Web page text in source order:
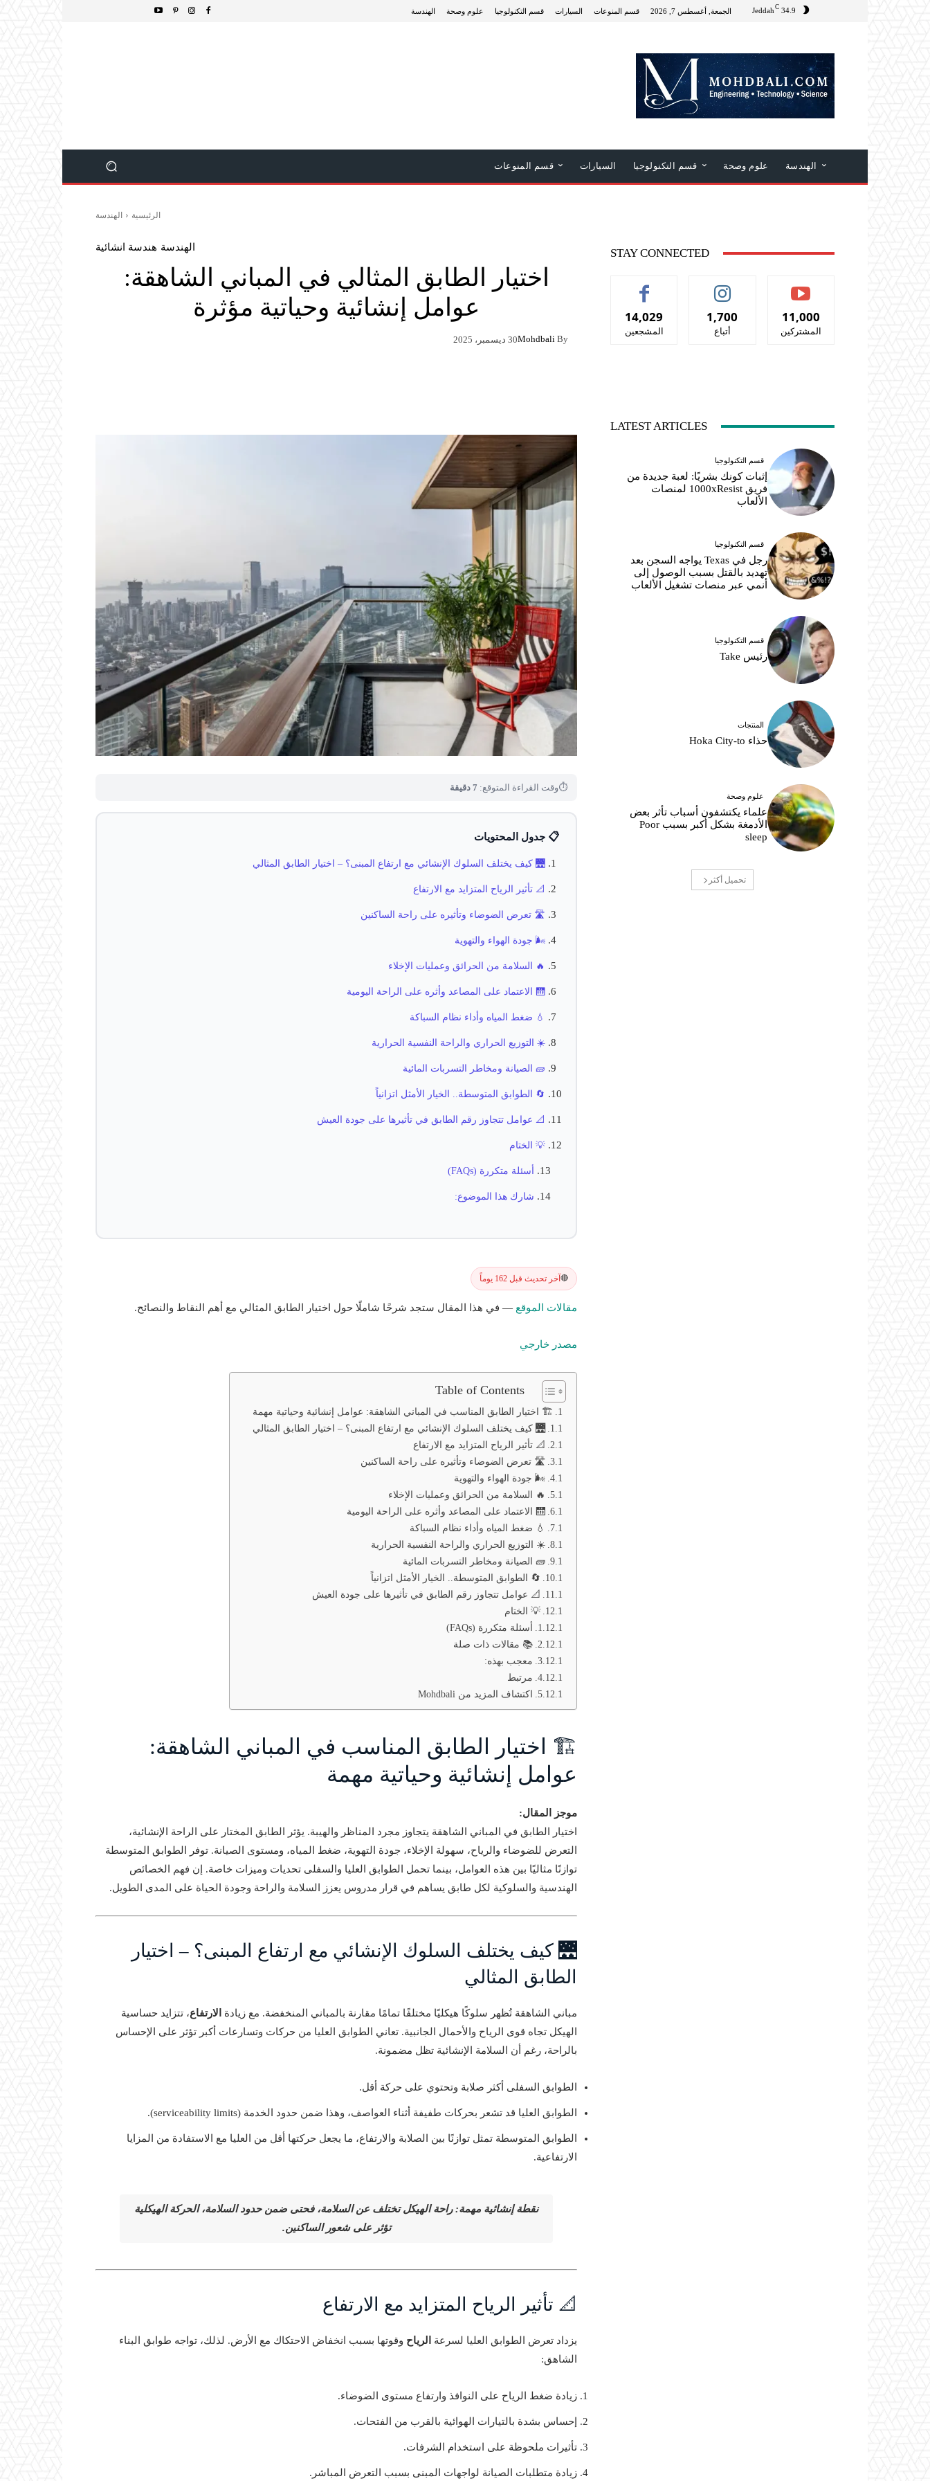
34.9
C
Jeddah الجمعة, أغسطس 7, 2026 الهندسة علوم وصحة قسم التكنولوجيا السيارات قسم المنوعات
الهندسة علوم وصحة قسم التكنولوجيا السيارات قسم المنوعات
الرئيسية الهندسة
الهندسة هندسة انشائية
اختيار الطابق المثالي في المباني الشاهقة:
عوامل إنشائية وحياتية مؤثرة
By
Mohdbali30 ديسمبر، 2025
⏱وقت القراءة المتوقع: 7 دقيقة
📋 جدول المحتويات
🌉 كيف يختلف السلوك الإنشائي مع ارتفاع المبنى؟ – اختيار الطابق المثالي
📐 تأثير الرياح المتزايد مع الارتفاع
🛣️ تعرض الضوضاء وتأثيره على راحة الساكنين
🌬️ جودة الهواء والتهوية
🔥 السلامة من الحرائق وعمليات الإخلاء
🛗 الاعتماد على المصاعد وأثره على الراحة اليومية
💧 ضغط المياه وأداء نظام السباكة
☀️ التوزيع الحراري والراحة النفسية الحرارية
🧱 الصيانة ومخاطر التسربات المائية
🔄 الطوابق المتوسطة.. الخيار الأمثل اتزانياً
📐 عوامل تتجاوز رقم الطابق في تأثيرها على جودة العيش
💡 الختام
أسئلة متكررة (FAQs)
شارك هذا الموضوع:
🔴آخر تحديث قبل 162 يوماً
مقالات الموقع — في هذا المقال ستجد شرحًا شاملًا حول اختيار الطابق المثالي مع أهم النقاط والنصائح.
مصدر خارجي
Table of Contents
🏗️ اختيار الطابق المناسب في المباني الشاهقة: عوامل إنشائية وحياتية مهمة
🌉 كيف يختلف السلوك الإنشائي مع ارتفاع المبنى؟ – اختيار الطابق المثالي
📐 تأثير الرياح المتزايد مع الارتفاع
🛣️ تعرض الضوضاء وتأثيره على راحة الساكنين
🌬️ جودة الهواء والتهوية
🔥 السلامة من الحرائق وعمليات الإخلاء
🛗 الاعتماد على المصاعد وأثره على الراحة اليومية
💧 ضغط المياه وأداء نظام السباكة
☀️ التوزيع الحراري والراحة النفسية الحرارية
🧱 الصيانة ومخاطر التسربات المائية
🔄 الطوابق المتوسطة.. الخيار الأمثل اتزانياً
📐 عوامل تتجاوز رقم الطابق في تأثيرها على جودة العيش
💡 الختام
أسئلة متكررة (FAQs)
📚 مقالات ذات صلة
معجب بهذه:
مرتبط
اكتشاف المزيد من Mohdbali
🏗️ اختيار الطابق المناسب في المباني الشاهقة:
عوامل إنشائية وحياتية مهمة
موجز المقال:
اختيار الطابق في المباني الشاهقة يتجاوز مجرد المناظر والهيبة. يؤثر الطابق المختار على الراحة الإنشائية،
التعرض للضوضاء والرياح، سهولة الإخلاء، جودة التهوية، ضغط المياه، ومستوى الصيانة. توفر الطوابق المتوسطة
توازنًا مثاليًا بين هذه العوامل، بينما تحمل الطوابق العليا والسفلى تحديات وميزات خاصة. إن فهم الخصائص
الهندسية والسلوكية لكل طابق يساهم في قرار مدروس يعزز السلامة والراحة وجودة الحياة على المدى الطويل.
🌉 كيف يختلف السلوك الإنشائي مع ارتفاع المبنى؟ – اختيار
الطابق المثالي
مباني الشاهقة تُظهر سلوكًا هيكليًا مختلفًا تمامًا مقارنة بالمباني المنخفضة. مع زيادة الارتفاع، تتزايد حساسية
الهيكل تجاه قوى الرياح والأحمال الجانبية. تعاني الطوابق العليا من حركات وتسارعات أكبر تؤثر على الإحساس
بالراحة، رغم أن السلامة الإنشائية تظل مضمونة.
الطوابق السفلى أكثر صلابة وتحتوي على حركة أقل.
الطوابق العليا قد تشعر بحركات طفيفة أثناء العواصف، وهذا ضمن حدود الخدمة (serviceability limits).
الطوابق المتوسطة تمثل توازنًا بين الصلابة والارتفاع، ما يجعل حركتها أقل من العليا مع الاستفادة من المزايا
الارتفاعية.
نقطة إنشائية مهمة: راحة الهيكل تختلف عن السلامة، فحتى ضمن حدود السلامة، الحركة الهيكلية
تؤثر على شعور الساكنين.
📐 تأثير الرياح المتزايد مع الارتفاع
يزداد تعرض الطوابق العليا لسرعة الرياح وقوتها بسبب انخفاض الاحتكاك مع الأرض. لذلك، تواجه طوابق البناء
الشاهق:
زيادة ضغط الرياح على النوافذ وارتفاع مستوى الضوضاء.
إحساس بشدة بالتيارات الهوائية بالقرب من الفتحات.
تأثيرات ملحوظة على استخدام الشرفات.
زيادة متطلبات الصيانة لواجهات المبنى بسبب التعرض المباشر.
STAY CONNECTED
14,029
المشجعين
1,700
أتباع
11,000
المشتركين
LATEST ARTICLES
قسم التكنولوجيا
إثبات كونك بشريًا: لعبة جديدة من
فريق 1000xResist لمنصات
الألعاب
قسم التكنولوجيا
رجل في Texas يواجه السجن بعد
تهديد بالقتل بسبب الوصول إلى
أنمي عبر منصات تشغيل الألعاب
قسم التكنولوجيا
رئيس Take
المنتجات
حذاء Hoka City-to
علوم وصحة
علماء يكتشفون أسباب تأثر بعض
الأدمغة بشكل أكبر بسبب Poor
sleep
تحميل أكثر